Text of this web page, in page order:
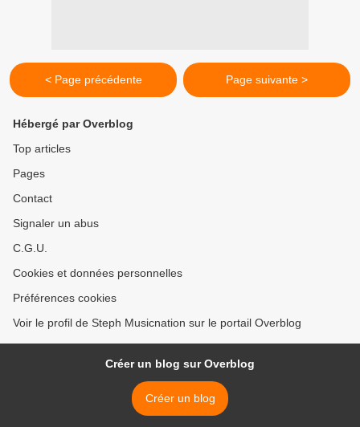
< Page précédente Page suivante >
Hébergé par Overblog
Top articles
Pages
Contact
Signaler un abus
C.G.U.
Cookies et données personnelles
Préférences cookies
Voir le profil de Steph Musicnation sur le portail Overblog
Créer un blog sur Overblog
Créer un blog